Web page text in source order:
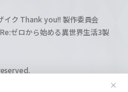
✕
イク Thank you!! 製作委員会
ゼロから始める異世界生活3製